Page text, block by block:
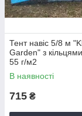
Тент навіс 5/8 м
Garden" з
55 г/м2
В наявності
715 ₴